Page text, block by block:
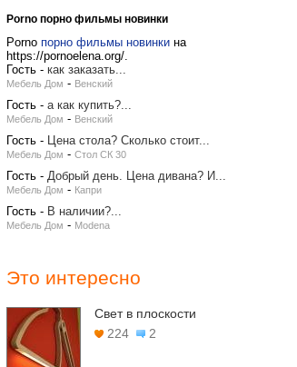
Porno порно фильмы новинки
Porno порно фильмы новинки на
https://pornoelena.org/.
Гость - как заказать...
Мебель Дом - Венский
Гость - а как купить?...
Мебель Дом - Венский
Гость - Цена стола? Сколько стоит...
Мебель Дом - Стол СК 30
Гость - Добрый день. Цена дивана? И...
Мебель Дом - Капри
Гость - В наличии?...
Мебель Дом - Modena
Это интересно
Свет в плоскости
224
2